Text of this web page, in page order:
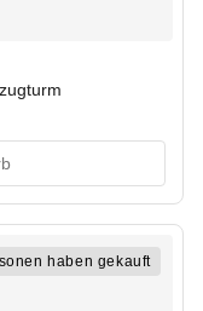
haben gekauft